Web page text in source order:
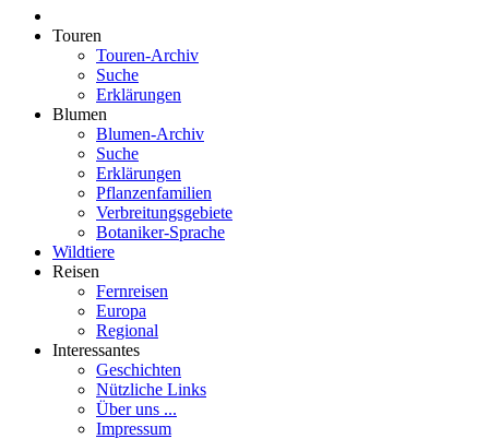
Touren
Touren-Archiv
Suche
Erklärungen
Blumen
Blumen-Archiv
Suche
Erklärungen
Pflanzenfamilien
Verbreitungsgebiete
Botaniker-Sprache
Wildtiere
Reisen
Fernreisen
Europa
Regional
Interessantes
Geschichten
Nützliche Links
Über uns ...
Impressum